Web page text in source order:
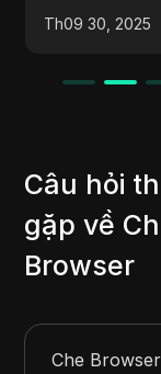
lựa chọn tiết
bảo mật cao
30, 2025
Câu hỏi
gặp về
Browser
Che